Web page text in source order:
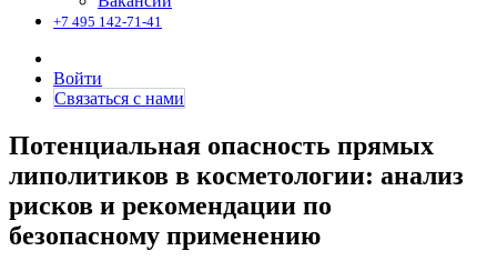
+7 495 142-71-41
Войти
Связаться с нами
Потенциальная опасность прямых
липолитиков в косметологии: анализ
рисков и рекомендации по
безопасному применению